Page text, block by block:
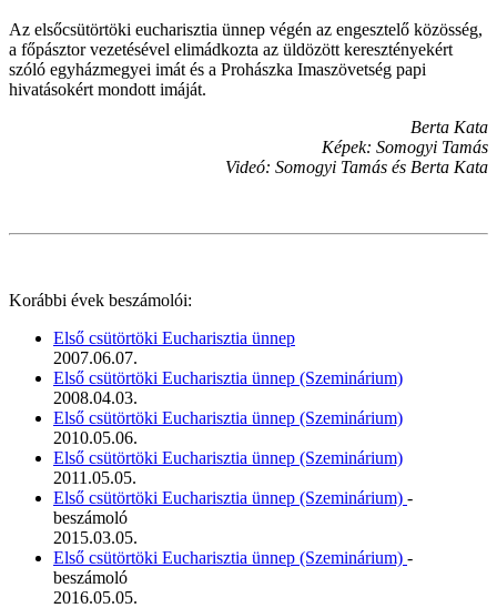
Az elsőcsütörtöki eucharisztia ünnep végén az engesztelő közösség,
a főpásztor vezetésével elimádkozta az üldözött keresztényekért
szóló egyházmegyei imát és a Prohászka Imaszövetség papi
hivatásokért mondott imáját.
Berta Kata
Képek: Somogyi Tamás
Videó: Somogyi Tamás és Berta Kata
Korábbi évek beszámolói:
Első csütörtöki Eucharisztia ünnep
2007.06.07.
Első csütörtöki Eucharisztia ünnep (Szeminárium)
2008.04.03.
Első csütörtöki Eucharisztia ünnep (Szeminárium)
2010.05.06.
Első csütörtöki Eucharisztia ünnep (Szeminárium)
2011.05.05.
Első csütörtöki Eucharisztia ünnep (Szeminárium) -
beszámoló
2015.03.05.
Első csütörtöki Eucharisztia ünnep (Szeminárium) -
beszámoló
2016.05.05.